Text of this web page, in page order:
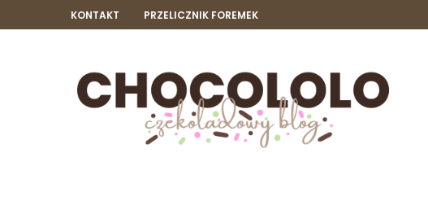
KONTAKT PRZELICZNIK FOREMEK